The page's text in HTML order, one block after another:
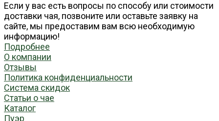
Если у вас есть вопросы по способу или стоимости
доставки чая, позвоните или оставьте заявку на
сайте, мы предоставим вам всю необходимую
информацию!
Подробнее
О компании
Отзывы
Политика конфиденциальности
Система скидок
Статьи о чае
Каталог
Пуэр